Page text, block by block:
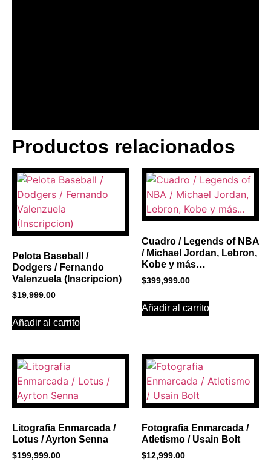
BANNER CON
PROMOCIONES 1
Click Here
Productos relacionados
Pelota Baseball /
Dodgers / Fernando
Valenzuela (Inscripcion)
$19,999.00
Añadir al carrito
Cuadro / Legends of NBA
/ Michael Jordan, Lebron,
Kobe y más…
$399,999.00
Añadir al carrito
Litografia Enmarcada /
Lotus / Ayrton Senna
$199,999.00
Fotografia Enmarcada /
Atletismo / Usain Bolt
$12,999.00